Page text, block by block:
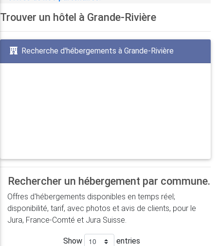
Trouver un hôtel à Grande-Rivière
Recherche d'hébergements à Grande-Rivière
Rechercher un hébergement par commune.
Offres d'hébergements disponibles en temps réel;
disponibilité, tarif, avec photos et avis de clients, pour le
Jura, France-Comté et Jura Suisse.
Show entries